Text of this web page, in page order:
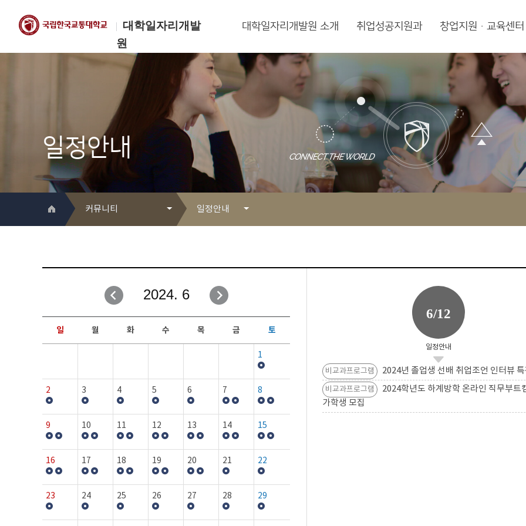
대학일자리개발
원
한국교통대학교
대학일자리개발원
대학일자리개발원 소개 취업성공지원과 창업지원·교육센터
일정안내
커뮤니티
취업성공지원과
창업지원·교육센터
현장실습/IPP사업단
커뮤니티
일정안내
자유게시판
일정안내
보도자료
행사갤러리
2024. 6
일 월 화 수 목 금 토
1
2 3 4 5 6 7 8
9 10 11 12 13 14 15
16 17 18 19 20 21 22
23 24 25 26 27 28 29
6/12
일정안내
비교과프로그램 2024년 졸업생 선배 취업조언 인터뷰
비교과프로그램
2024학년도 하계방학 온라인 직무부트
가학생 모집